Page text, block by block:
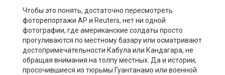
Чтобы это понять, достаточно пересмотреть
фоторепортажи AP и Reuters, нет ни одной
фотографии, где американские солдаты просто
прогуливаются по местному базару или осматривают
достопримечательности Кабула или Кандагара, не
обращая внимания на толпу местных. Да и истории,
просочившиеся из тюрьмы Гуантанамо или военной